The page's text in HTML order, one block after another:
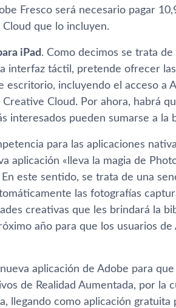
Fresco será necesario pagar
que lo incluyen.
iPad. Como decimos se trata
interfaz táctil, pretende ofrecer
incluyendo el acceso a
Cloud. Por ahora, habrá
interesados pueden sumarse a la
para las aplicaciones
aplicación «lleva la magia de
este sentido, se trata de una
las fotografías
creativas que les brindará la
año para que los usuarios
aplicación de Adobe para
de Realidad Aumentada, por la
llegando como aplicación gratuita